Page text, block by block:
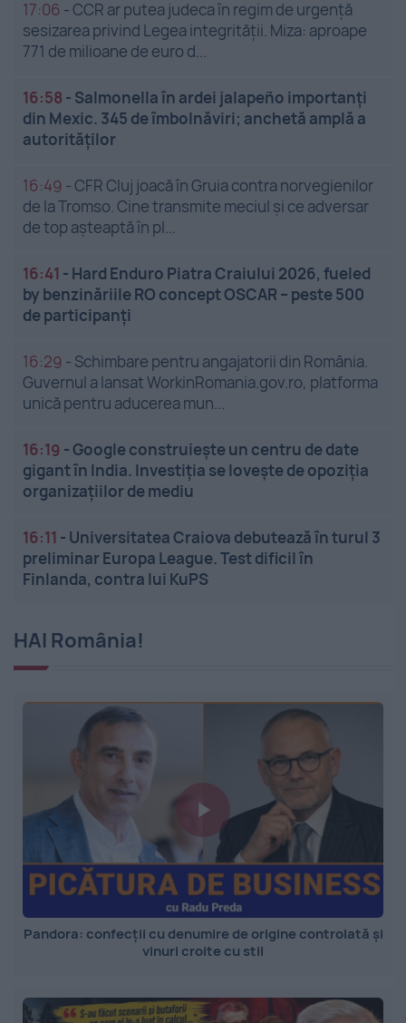
17:06 -CCR ar putea judeca în regim de urgență
sesizarea privind Legea integrității. Miza: aproape
771 de milioane de euro d...
16:58 - Salmonella în ardei jalapeño importanți
din Mexic. 345 de îmbolnăviri; anchetă amplă a
autorităților
16:49 -CFR Cluj joacă în Gruia contra norvegienilor
de la Tromso. Cine transmite meciul și ce adversar
de top așteaptă în pl...
16:41 - Hard Enduro Piatra Craiului 2026, fueled
by benzinăriile RO concept OSCAR – peste 500
de participanți
16:29 - Schimbare pentru angajatorii din România.
Guvernul a lansat WorkinRomania.gov.ro, platforma
unică pentru aducerea mun...
16:19 -Google construiește un centru de date
gigant în India. Investiția se lovește de opoziția
organizațiilor de mediu
16:11 - Universitatea Craiova debutează în turul 3
preliminar Europa League. Test dificil în
Finlanda, contra lui KuPS
HAI România!
Pandora: confecții cu denumire de origine controlată și
vinuri croite cu stil